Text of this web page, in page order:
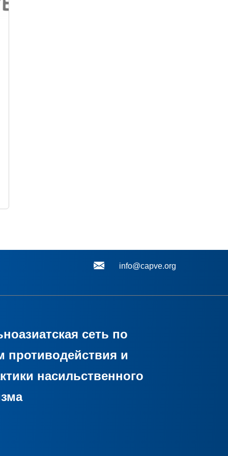
info@capve.org
сеть по
противодействия и
насильственного